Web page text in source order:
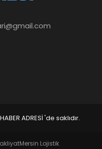
ADRESİ 'de saklıdır.
Mersin Lojistik